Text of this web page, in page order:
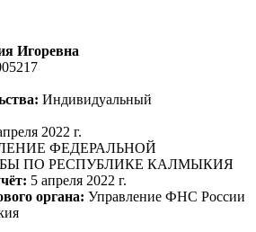
Игоревна
Индивидуальный
2022 г.
ФЕДЕРАЛЬНОЙ
ПО РЕСПУБЛИКЕ КАЛМЫКИЯ
5 апреля 2022 г.
органа: Управление ФНС России